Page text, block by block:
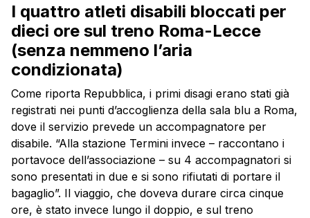
I quattro atleti disabili bloccati per
dieci ore sul treno Roma-Lecce
(senza nemmeno l’aria
condizionata)
Come riporta Repubblica, i primi disagi erano stati già
registrati nei punti d’accoglienza della sala blu a Roma,
dove il servizio prevede un accompagnatore per
disabile. “Alla stazione Termini invece – raccontano i
portavoce dell’associazione – su 4 accompagnatori si
sono presentati in due e si sono rifiutati di portare il
bagaglio”. Il viaggio, che doveva durare circa cinque
ore, è stato invece lungo il doppio, e sul treno